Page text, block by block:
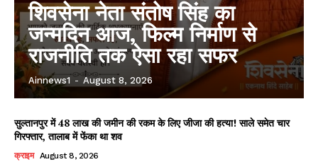
शिवसेना नेता संतोष सिंह का
जन्मदिन आज, फिल्म निर्माण से
राजनीति तक ऐसा रहा सफर
Ainnews1 - August 8, 2026
सुल्तानपुर में 48 लाख की जमीन की रकम के लिए जीजा की हत्या! साले समेत चार
गिरफ्तार, तालाब में फेंका था शव
क्राइम August 8, 2026